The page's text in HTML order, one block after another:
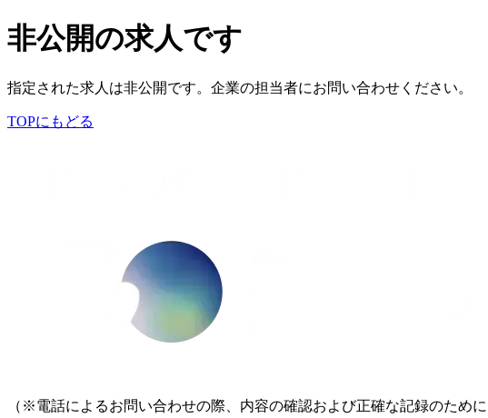
非公開の求人です
指定された求人は非公開です。企業の担当者にお問い合わせください。
TOPにもどる
（※電話によるお問い合わせの際、内容の確認および正確な記録のため